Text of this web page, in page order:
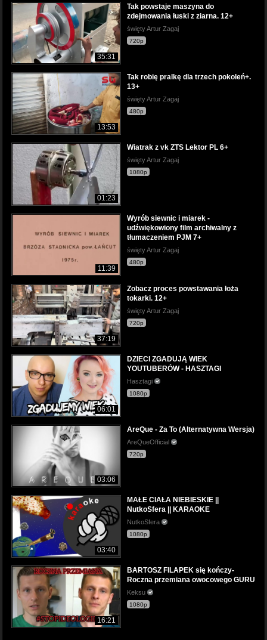
35:31
Tak powstaje maszyna do
zdejmowania łuski z ziarna. 12+
święty Artur Zagaj
720p
13:53
Tak robię pralkę dla trzech pokoleń+.
13+
święty Artur Zagaj
480p
01:23
Wiatrak z vk ZTS Lektor PL 6+
święty Artur Zagaj
1080p
11:39
Wyrób siewnic i miarek -
udźwiękowiony film archiwalny z
tłumaczeniem PJM 7+
święty Artur Zagaj
480p
37:19
Zobacz proces powstawania łoża
tokarki. 12+
święty Artur Zagaj
720p
06:01
DZIECI ZGADUJĄ WIEK
YOUTUBERÓW - HASZTAGI
Hasztagi
1080p
03:06
AreQue - Za To (Alternatywna Wersja)
AreQueOfficial
720p
03:40
MAŁE CIAŁA NIEBIESKIE ||
NutkoSfera || KARAOKE
NutkoSfera
1080p
16:21
BARTOSZ FILAPEK się kończy-
Roczna przemiana owocowego GURU
Keksu
1080p